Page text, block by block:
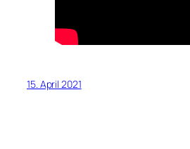
15. April 2021